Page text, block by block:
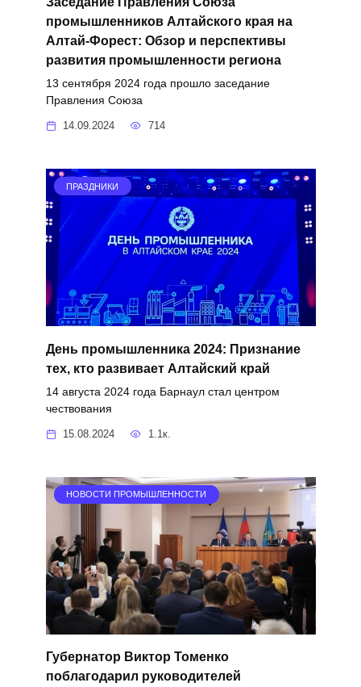
промышленников Алтайского края на
Алтай-Форест: Обзор и перспективы
развития промышленности региона
13 сентября 2024 года прошло заседание
Правления Союза
14.09.2024 714
ПРАЗДНИКИ
День промышленника 2024: Признание
тех, кто развивает Алтайский край
14 августа 2024 года Барнаул стал центром
чествования
15.08.2024 1.1к.
НОВОСТИ ПРОМЫШЛЕННОСТИ
Губернатор Виктор Томенко
поблагодарил руководителей